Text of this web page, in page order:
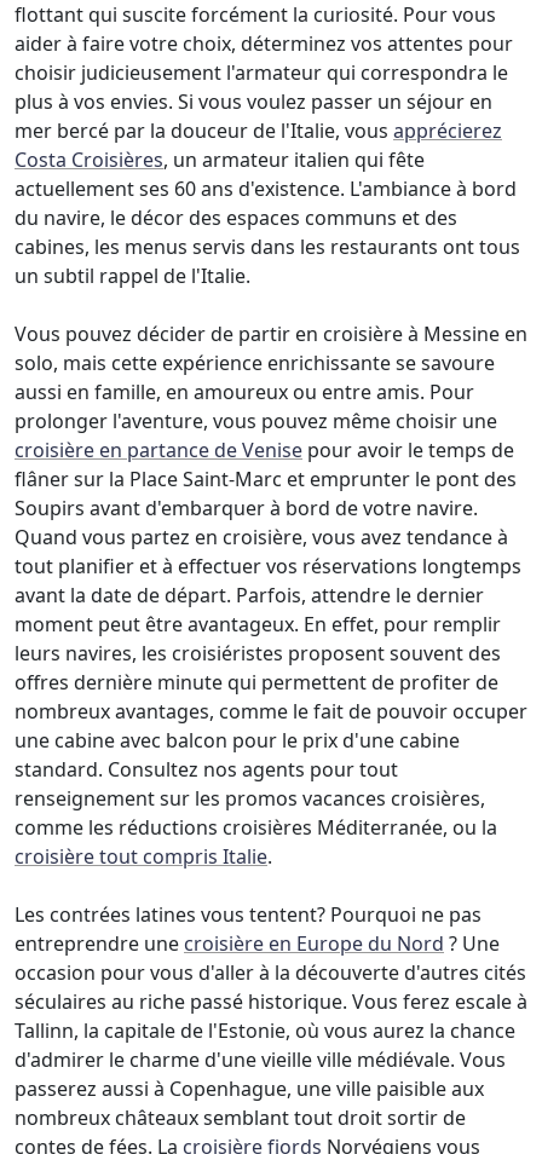
flottant qui suscite forcément la curiosité. Pour vous
aider à faire votre choix, déterminez vos attentes pour
choisir judicieusement l'armateur qui correspondra le
plus à vos envies. Si vous voulez passer un séjour en
mer bercé par la douceur de l'Italie, vous apprécierez
Costa Croisières, un armateur italien qui fête
actuellement ses 60 ans d'existence. L'ambiance à bord
du navire, le décor des espaces communs et des
cabines, les menus servis dans les restaurants ont tous
un subtil rappel de l'Italie.
Vous pouvez décider de partir en croisière à Messine en
solo, mais cette expérience enrichissante se savoure
aussi en famille, en amoureux ou entre amis. Pour
prolonger l'aventure, vous pouvez même choisir une
croisière en partance de Venise pour avoir le temps de
flâner sur la Place Saint-Marc et emprunter le pont des
Soupirs avant d'embarquer à bord de votre navire.
Quand vous partez en croisière, vous avez tendance à
tout planifier et à effectuer vos réservations longtemps
avant la date de départ. Parfois, attendre le dernier
moment peut être avantageux. En effet, pour remplir
leurs navires, les croisiéristes proposent souvent des
offres dernière minute qui permettent de profiter de
nombreux avantages, comme le fait de pouvoir occuper
une cabine avec balcon pour le prix d'une cabine
standard. Consultez nos agents pour tout
renseignement sur les promos vacances croisières,
comme les réductions croisières Méditerranée, ou la
croisière tout compris Italie.
Les contrées latines vous tentent? Pourquoi ne pas
entreprendre une croisière en Europe du Nord ? Une
occasion pour vous d'aller à la découverte d'autres cités
séculaires au riche passé historique. Vous ferez escale à
Tallinn, la capitale de l'Estonie, où vous aurez la chance
d'admirer le charme d'une vieille ville médiévale. Vous
passerez aussi à Copenhague, une ville paisible aux
nombreux châteaux semblant tout droit sortir de
contes de fées. La croisière fjords Norvégiens vous